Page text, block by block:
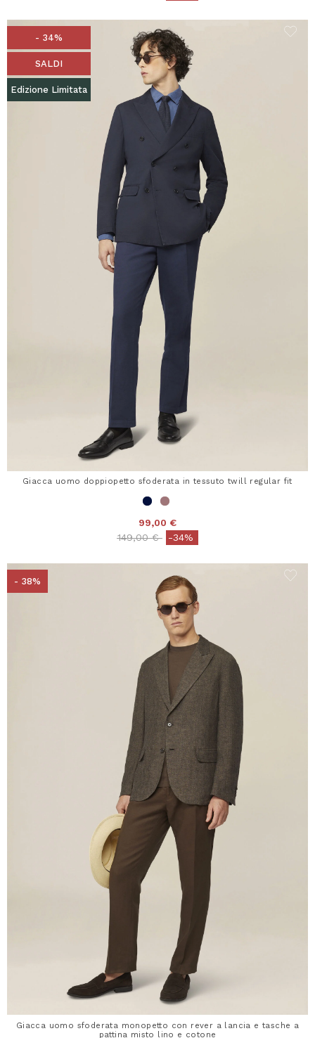
- 34%
SALDI
Edizione Limitata
Giacca uomo doppiopetto sfoderata in tessuto twill regular fit
99,00 €
Price reduced from
149,00 €to-34%
- 38%
Giacca uomo sfoderata monopetto con rever a lancia e tasche a
pattina misto lino e cotone